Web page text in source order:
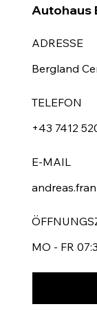
Autohaus
ADRESSE
Bergland
TELEFON
+43 7412
E-MAIL
MO - FR